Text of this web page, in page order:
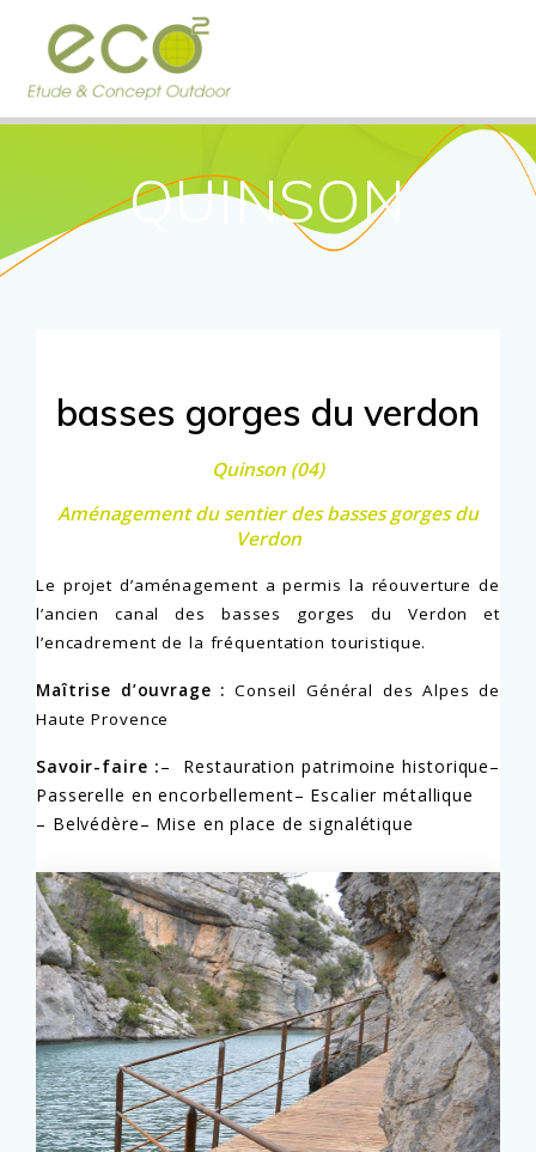
QUINSON
basses gorges du verdon
Quinson (04)
Aménagement du sentier des basses gorges du
Verdon
Le projet d’aménagement a permis la réouverture de
l’ancien canal des basses gorges du Verdon et
l’encadrement de la fréquentation touristique.
Maîtrise d’ouvrage : Conseil Général des Alpes de
Haute Provence
Savoir-faire :– Restauration patrimoine historique–
Passerelle en encorbellement– Escalier métallique
– Belvédère– Mise en place de signalétique